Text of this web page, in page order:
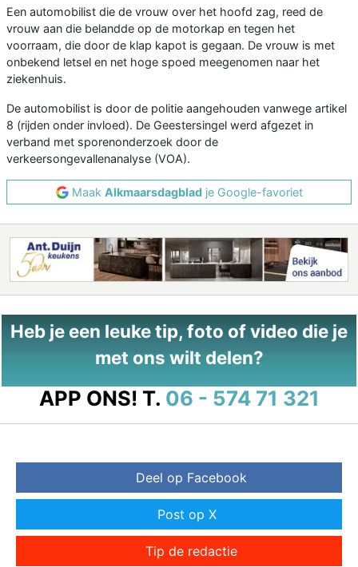
Een automobilist die de vrouw over het hoofd zag, reed de
vrouw aan die belandde op de motorkap en tegen het
voorraam, die door de klap kapot is gegaan. De vrouw is met
onbekend letsel en net hoge spoed meegenomen naar het
ziekenhuis.
De automobilist is door de politie aangehouden vanwege artikel
8 (rijden onder invloed). De Geestersingel werd afgezet in
verband met sporenonderzoek door de
verkeersongevallenanalyse (VOA).
Maak Alkmaarsdagbladje Google-favoriet
Heb je een leuke tip, foto of video die je
met ons wilt delen?
APP ONS! T. 06 - 574 71 321
Deel op Facebook
Post op X
Tip de redactie